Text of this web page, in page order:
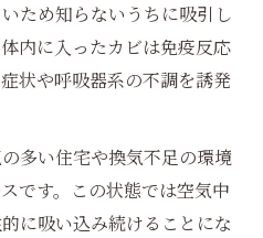
ため知らないうちに吸引し
内に入ったカビは免疫反応
状や呼吸器系の不調を誘発
多い住宅や換気不足の環境
です。この状態では空気中
に吸い込み続けることにな